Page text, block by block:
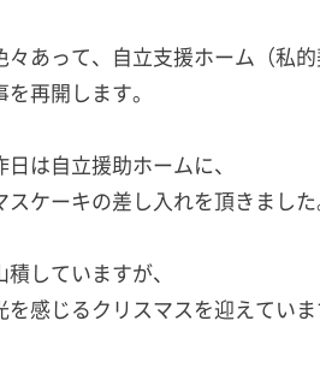
々あって、自立支援ホーム（私
再開します。
日は自立援助ホームに、
スケーキの差し入れを頂きました
していますが、
を感じるクリスマスを迎えていま